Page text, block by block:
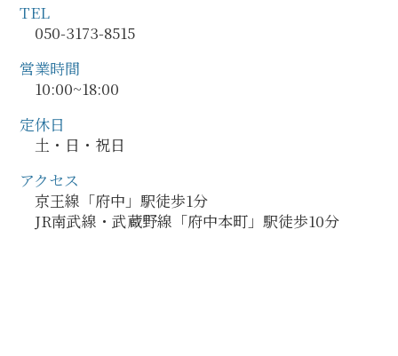
TEL
050-3173-8515
営業時間
10:00~18:00
定休日
土・日・祝日
アクセス
京王線「府中」駅徒歩1分
JR南武線・武蔵野線「府中本町」駅徒歩10分